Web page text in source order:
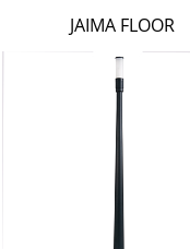
JAIMA FLOOR